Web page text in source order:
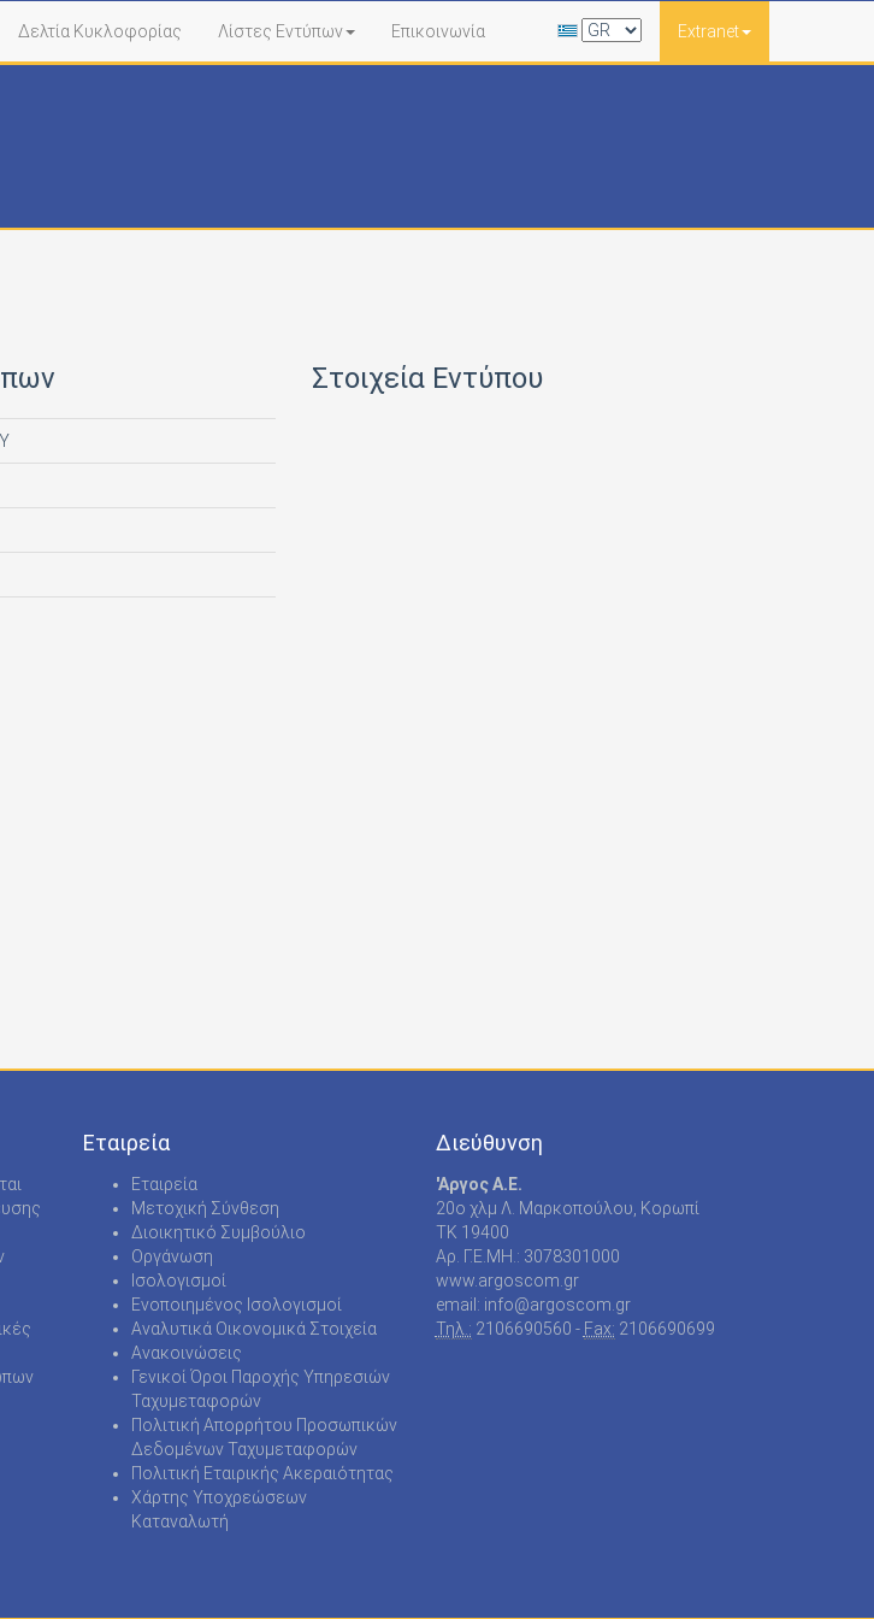
Δελτία Κυκλοφορίας Λίστες Εντύπων Επικοινωνία Extranet
Στοιχεία Εντύπου
Εταιρεία
Εταιρεία
Μετοχική Σύνθεση
Διοικητικό Συμβούλιο
Οργάνωση
Ισολογισμοί
Ενοποιημένος Ισολογισμοί
Αναλυτικά Οικονομικά Στοιχεία
Ανακοινώσεις
Γενικοί Όροι Παροχής Υπηρεσιών
Ταχυμεταφορών
Πολιτική Απορρήτου Προσωπικών
Δεδομένων Ταχυμεταφορών
Πολιτική Εταιρικής Ακεραιότητας
Χάρτης Υποχρεώσεων
Καταναλωτή
Διεύθυνση
'Αργος Α.Ε.
20o χλμ Λ. Μαρκοπούλου, Κορωπί
TK 19400
Αρ. Γ.Ε.ΜΗ.: 3078301000
www.argoscom.gr
email: info@argoscom.gr
Τηλ.: 2106690560 - Fax: 2106690699